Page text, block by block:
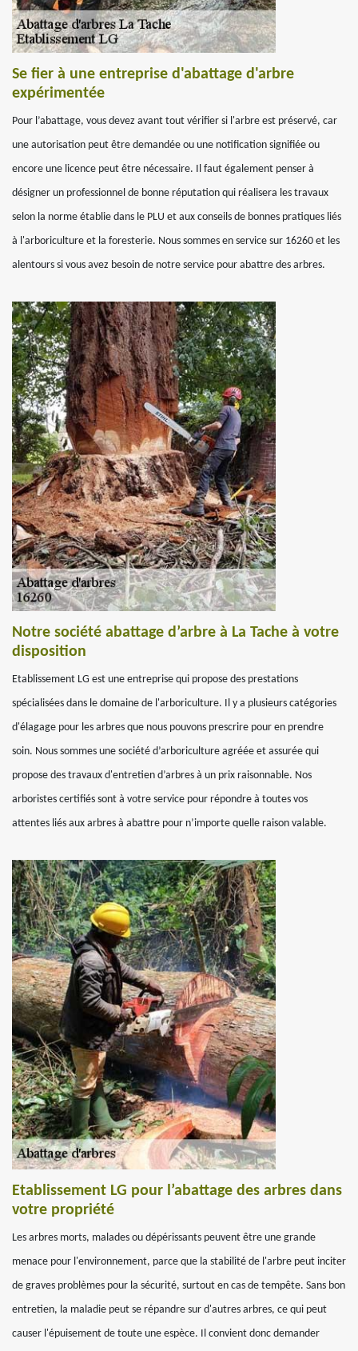
Se fier à une entreprise d'abattage d'arbre
expérimentée
Pour l’abattage, vous devez avant tout vérifier si l'arbre est préservé, car
une autorisation peut être demandée ou une notification signifiée ou
encore une licence peut être nécessaire. Il faut également penser à
désigner un professionnel de bonne réputation qui réalisera les travaux
selon la norme établie dans le PLU et aux conseils de bonnes pratiques liés
à l'arboriculture et la foresterie. Nous sommes en service sur 16260 et les
alentours si vous avez besoin de notre service pour abattre des arbres.
Notre société abattage d’arbre à La Tache à votre
disposition
Etablissement LG est une entreprise qui propose des prestations
spécialisées dans le domaine de l'arboriculture. Il y a plusieurs catégories
d'élagage pour les arbres que nous pouvons prescrire pour en prendre
soin. Nous sommes une société d’arboriculture agréée et assurée qui
propose des travaux d'entretien d’arbres à un prix raisonnable. Nos
arboristes certifiés sont à votre service pour répondre à toutes vos
attentes liés aux arbres à abattre pour n’importe quelle raison valable.
Etablissement LG pour l’abattage des arbres dans
votre propriété
Les arbres morts, malades ou dépérissants peuvent être une grande
menace pour l'environnement, parce que la stabilité de l'arbre peut inciter
de graves problèmes pour la sécurité, surtout en cas de tempête. Sans bon
entretien, la maladie peut se répandre sur d'autres arbres, ce qui peut
causer l'épuisement de toute une espèce. Il convient donc demander